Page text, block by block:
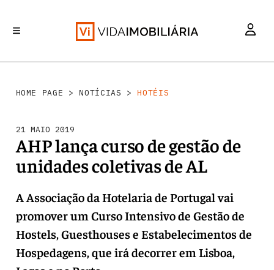
HOME PAGE > NOTÍCIAS > HOTÉIS
21 MAIO 2019
AHP lança curso de gestão de
unidades coletivas de AL
A Associação da Hotelaria de Portugal vai
promover um Curso Intensivo de Gestão de
Hostels, Guesthouses e Estabelecimentos de
Hospedagens, que irá decorrer em Lisboa,